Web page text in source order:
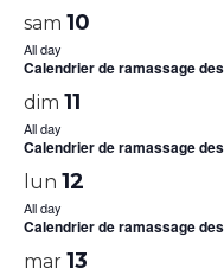
sam 10
All day
Calendrier de ramassage
dim 11
All day
Calendrier de ramassage
lun 12
All day
Calendrier de ramassage
mar 13